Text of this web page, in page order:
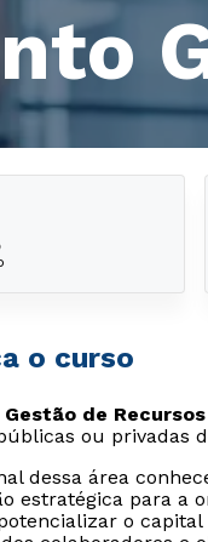
o curso
Gestão de
ou privadas
dessa área
estratégica para a
o